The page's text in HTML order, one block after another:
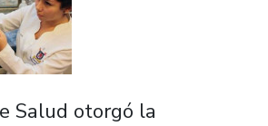
Salud otorgó la